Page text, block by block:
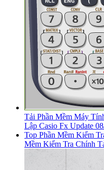
Tải Phần Mềm Máy
Lập Casio Fx Update
Top Phần Mềm Kiểm
Mềm Kiểm Tra Chính